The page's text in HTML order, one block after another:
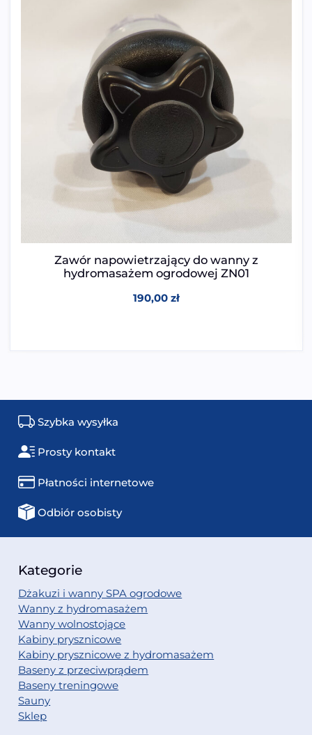
Zawór napowietrzający do wanny z
hydromasażem ogrodowej ZN01
190,00 zł
Szybka wysyłka
Prosty kontakt
Płatności internetowe
Odbiór osobisty
Kategorie
Dżakuzi i wanny SPA ogrodowe
Wanny z hydromasażem
Wanny wolnostojące
Kabiny prysznicowe
Kabiny prysznicowe z hydromasażem
Baseny z przeciwprądem
Baseny treningowe
Sauny
Sklep